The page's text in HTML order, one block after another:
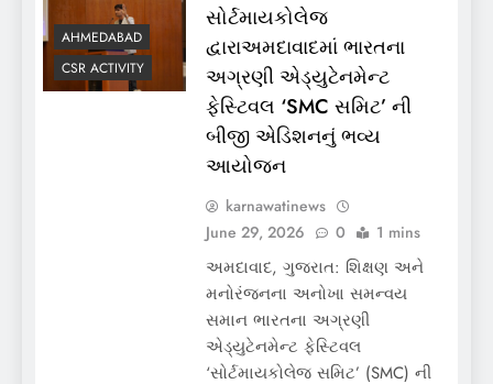
AHMEDABAD
CSR ACTIVITY
સોર્ટમાયકોલેજ
દ્વારાઅમદાવાદમાં ભારતના
અગ્રણી એડ્યુટેનમેન્ટ
ફેસ્ટિવલ ‘SMC સમિટ’ ની
બીજી એડિશનનું ભવ્ય
આયોજન
karnawatinews
June 29, 2026
0 1 mins
અમદાવાદ, ગુજરાત: શિક્ષણ અને
મનોરંજનના અનોખા સમન્વય
સમાન ભારતના અગ્રણી
એડ્યુટેનમેન્ટ ફેસ્ટિવલ
‘સોર્ટમાયકોલેજ સમિટ’ (SMC) ની